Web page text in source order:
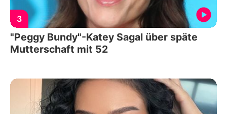
3
"Peggy Bundy"-Katey Sagal über späte
Mutterschaft mit 52